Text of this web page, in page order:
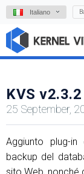
Italiano
KVS v2.3.2
25 September,
Aggiunto plug-
backup del